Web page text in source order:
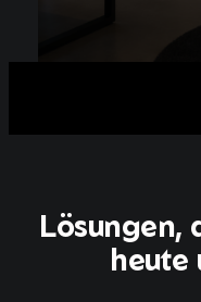
Lösungen,
heute